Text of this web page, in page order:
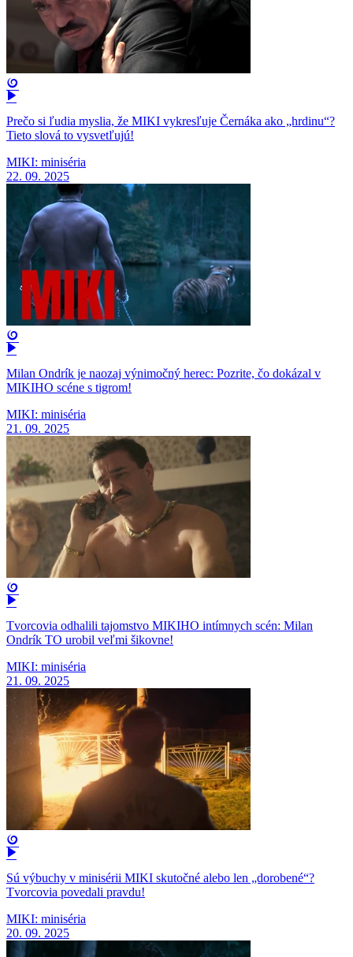
Prečo si ľudia myslia, že MIKI vykresľuje Černáka ako „hrdinu“?
Tieto slová to vysvetľujú!
MIKI: miniséria
22. 09. 2025
Milan Ondrík je naozaj výnimočný herec: Pozrite, čo dokázal v
MIKIHO scéne s tigrom!
MIKI: miniséria
21. 09. 2025
Tvorcovia odhalili tajomstvo MIKIHO intímnych scén: Milan
Ondrík TO urobil veľmi šikovne!
MIKI: miniséria
21. 09. 2025
Sú výbuchy v minisérii MIKI skutočné alebo len „dorobené“?
Tvorcovia povedali pravdu!
MIKI: miniséria
20. 09. 2025